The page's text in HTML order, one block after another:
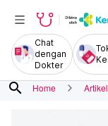
Chat
dengan
Dokter
search Home Artikel